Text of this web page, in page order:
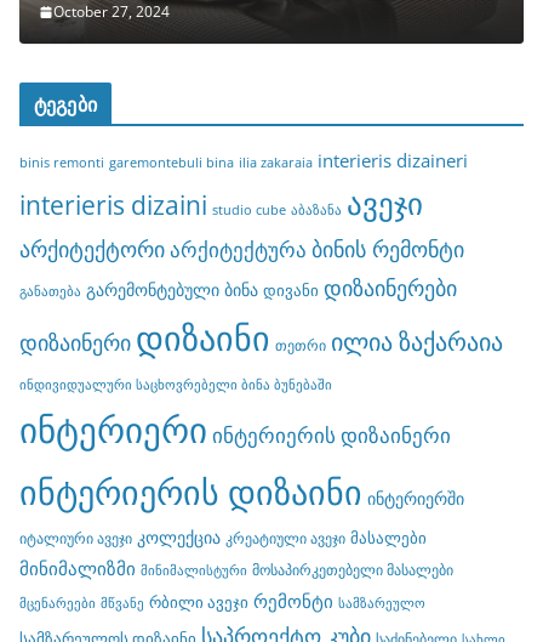
October 27, 2024
ტეგები
binis remonti garemontebuli bina ilia zakaraia interieris dizaineri
interieris dizaini studio cube აბაზანა ავეჯი
არქიტექტორიარქიტექტურა ბინის რემონტი
განათება გარემონტებული ბინა დივანი დიზაინერები
დიზაინერი დიზაინი თეთრი ილია ზაქარაია
ინდივიდუალური საცხოვრებელი ბინა ბუნებაში
ინტერიერი ინტერიერის დიზაინერი
ინტერიერის დიზაინი ინტერიერში
იტალიური ავეჯი კოლექცია კრეატიული ავეჯი მასალები
მინიმალიზმი მინიმალისტური მოსაპირკეთებელი მასალები
მცენარეები მწვანე რბილი ავეჯი რემონტი სამზარეულო